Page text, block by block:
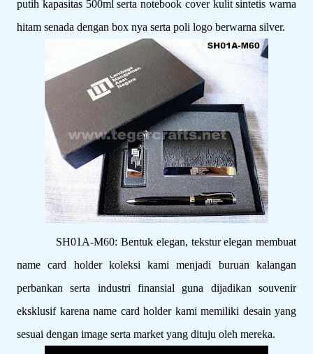
putih kapasitas 500ml serta notebook cover kulit sintetis warna
hitam senada dengan box nya serta poli logo berwarna silver.
SH01A-M60: Bentuk elegan, tekstur elegan membuat
name card holder koleksi kami menjadi buruan kalangan
perbankan serta industri finansial guna dijadikan souvenir
eksklusif karena name card holder kami memiliki desain yang
sesuai dengan image serta market yang dituju oleh mereka.